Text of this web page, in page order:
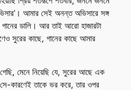
আমার সেই অনন্ত অভিসারে সঙ্গ
ডালি। আর তাই আরো হাজারটা
সুরের কাছে, গানের কাছে আমার
মেনে নিয়েছি যে, সুরের আছে এক
কারণেই তাকে ভর করে, তার ওপর